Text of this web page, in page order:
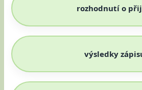
rozhodnutí o
výsledky